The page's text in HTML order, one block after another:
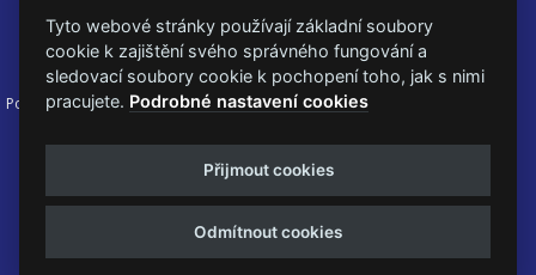
Podmínky užití 🍪 Změnit nastavení cookies.
© PRAGOKONCERT BOHEMIA, a.s.
Web s
k metalu vytvořila creatia.tech s.r.o. a
Viktor Eyermann
Tyto webové stránky používají základní soubory
cookie k zajištění svého správného fungování a
sledovací soubory cookie k pochopení toho, jak s nimi
pracujete. Podrobné nastavení cookies
Přijmout cookies
Odmítnout cookies